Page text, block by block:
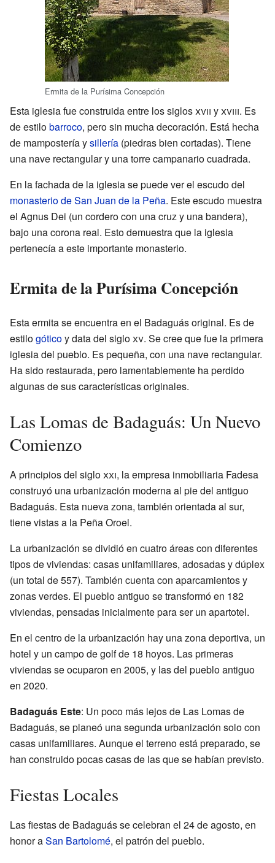
Ermita de la Purísima Concepción
Esta iglesia fue construida entre los siglosxvii yxviii. Es
de estilobarroco, pero sin mucha decoración. Está hecha
de mampostería ysillería (piedras bien cortadas). Tiene
una nave rectangular y una torre campanario cuadrada.
En la fachada de la iglesia se puede ver el escudo del
monasterio de San Juan de la Peña. Este escudo muestra
el Agnus Dei (un cordero con una cruz y una bandera),
bajo una corona real. Esto demuestra que la iglesia
pertenecía a este importante monasterio.
Ermita de la Purísima Concepción
Esta ermita se encuentra en el Badaguás original. Es de
estilogóticoy data del sigloxv. Se cree que fue la primera
iglesia del pueblo. Es pequeña, con una nave rectangular.
Ha sido restaurada, pero lamentablemente ha perdido
algunas de sus características originales.
Las Lomas de Badaguás: Un Nuevo
Comienzo
A principios del sigloxxi, la empresa inmobiliaria Fadesa
construyó una urbanización moderna al pie del antiguo
Badaguás. Esta nueva zona, también orientada al sur,
tiene vistas a la Peña Oroel.
La urbanización se dividió en cuatro áreas con diferentes
tipos de viviendas: casas unifamiliares, adosadas y dúplex
(un total de 557). También cuenta con aparcamientos y
zonas verdes. El pueblo antiguo se transformó en 182
viviendas, pensadas inicialmente para ser un apartotel.
En el centro de la urbanización hay una zona deportiva, un
hotel y un campo de golf de 18 hoyos. Las primeras
viviendas se ocuparon en 2005, y las del pueblo antiguo
en 2020.
Badaguás Este: Un poco más lejos de Las Lomas de
Badaguás, se planeó una segunda urbanización solo con
casas unifamiliares. Aunque el terreno está preparado, se
han construido pocas casas de las que se habían previsto.
Fiestas Locales
Las fiestas de Badaguás se celebran el 24 de agosto, en
honor aSan Bartolomé, el patrón del pueblo.